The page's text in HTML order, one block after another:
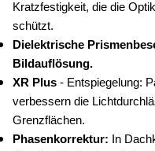
Kratzfestigkeit, die die
schützt.
Dielektrische
Bildauflösung.
XR Plus - Entspiegelung:
verbessern die
Grenzflächen.
Phasenkorrektur:
In